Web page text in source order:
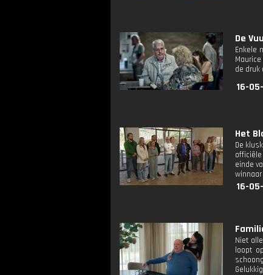
De
Enkele
de druk
16-
Het
De
einde
16-
Niet
loopt